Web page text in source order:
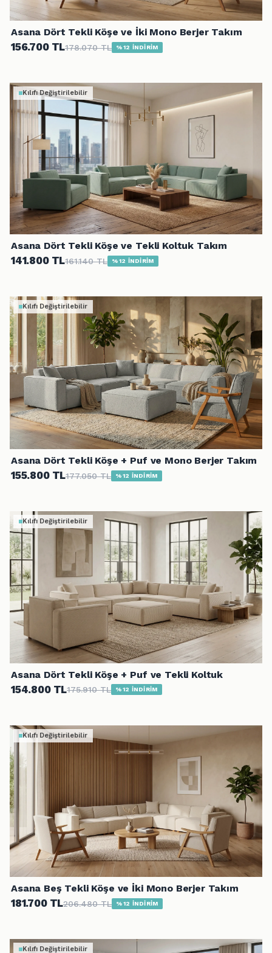
Asana Dört Tekli Köşe ve İki Mono Berjer Takım
156.700 TL178.070 TL %12 İNDİRİM
Kılıfı Değiştirilebilir
Asana Dört Tekli Köşe ve Tekli Koltuk Takım
141.800 TL161.140 TL %12 İNDİRİM
Kılıfı Değiştirilebilir
Asana Dört Tekli Köşe + Puf ve Mono Berjer Takım
155.800 TL177.050 TL %12 İNDİRİM
Kılıfı Değiştirilebilir
Asana Dört Tekli Köşe + Puf ve Tekli Koltuk
154.800 TL175.910 TL %12 İNDİRİM
Kılıfı Değiştirilebilir
Asana Beş Tekli Köşe ve İki Mono Berjer Takım
181.700 TL206.480 TL %12 İNDİRİM
Kılıfı Değiştirilebilir